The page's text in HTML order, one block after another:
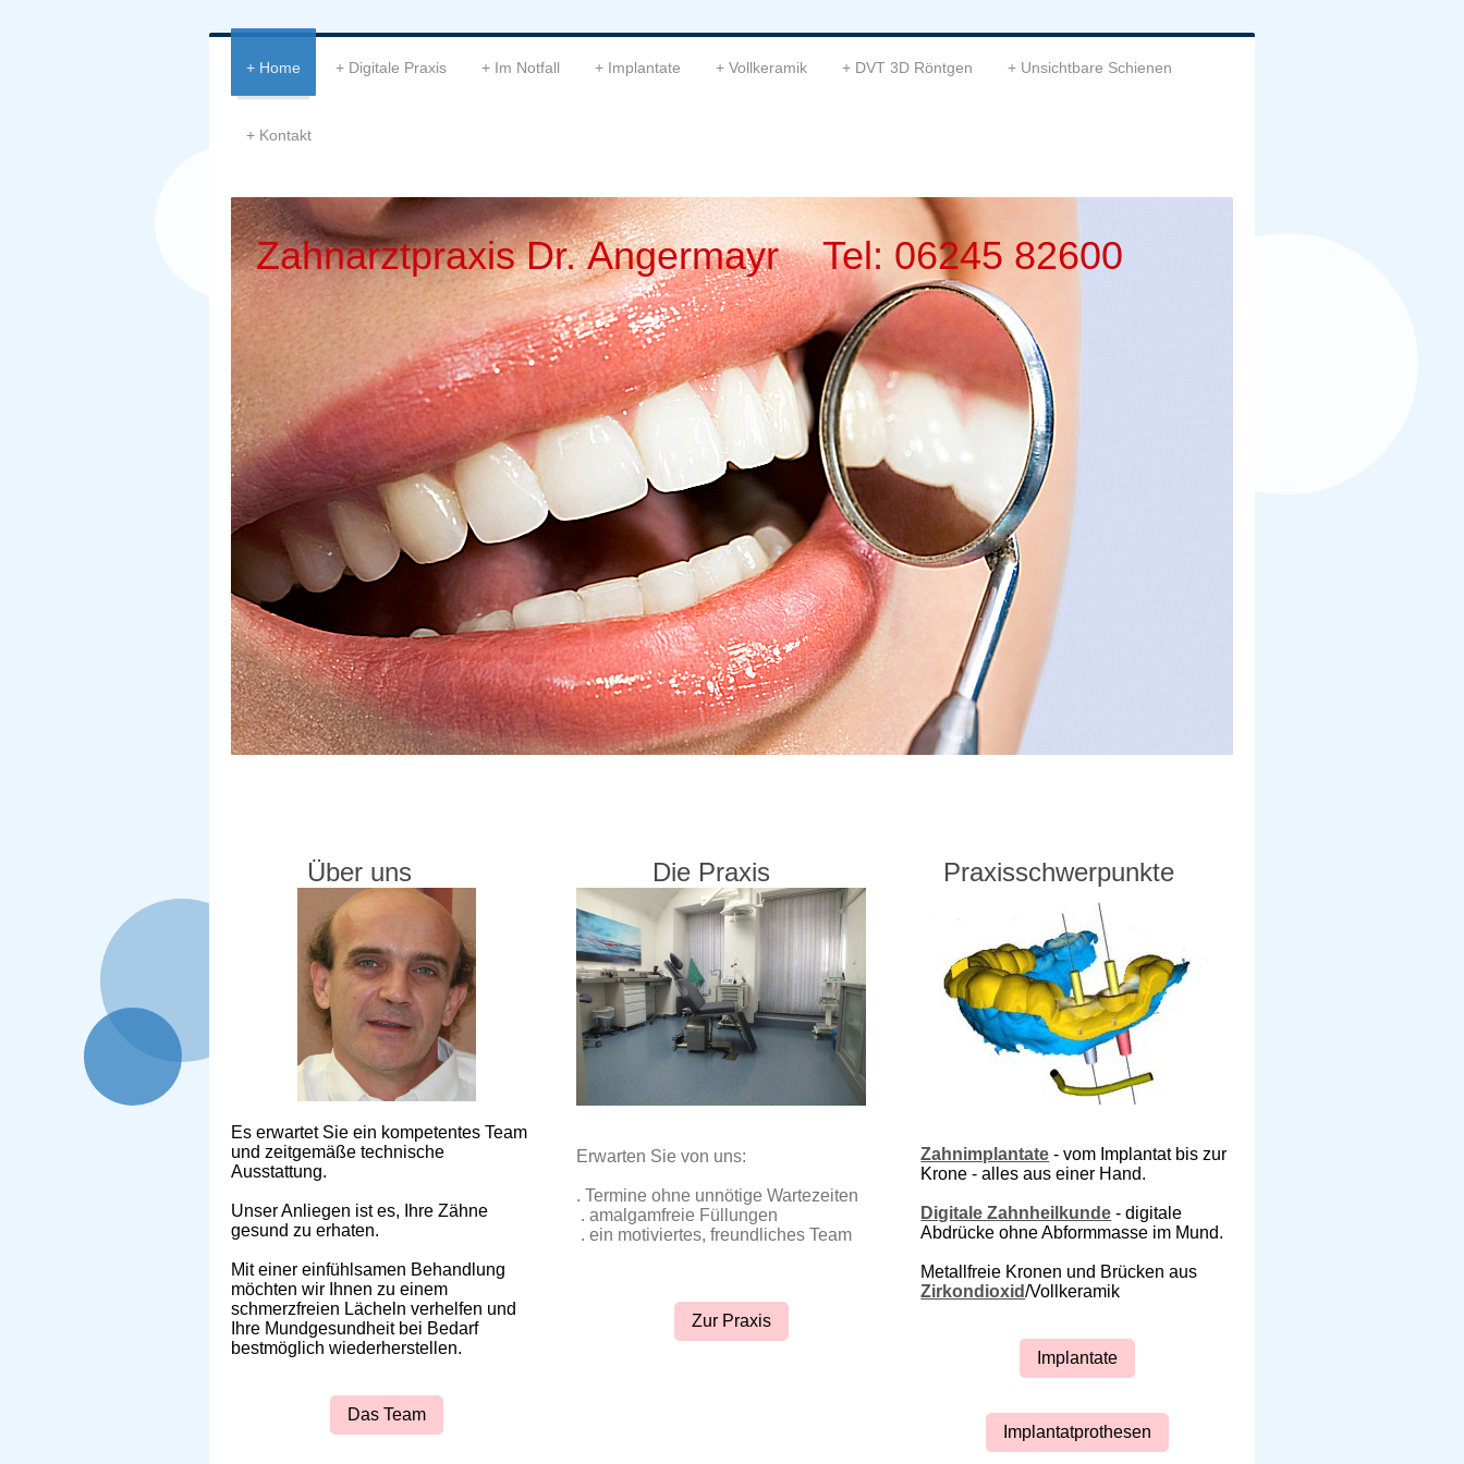
Home Digitale Praxis Im Notfall Implantate Vollkeramik DVT 3D Röntgen Unsichtbare Schienen
Kontakt
Zahnarztpraxis Dr. Angermayr Tel: 06245 82600
Über uns
Es erwartet Sie ein kompetentes Team
und zeitgemäße technische
Ausstattung.
Unser Anliegen ist es, Ihre Zähne
gesund zu erhaten.
Mit einer einfühlsamen Behandlung
möchten wir Ihnen zu einem
schmerzfreien Lächeln verhelfen und
Ihre Mundgesundheit bei Bedarf
bestmöglich wiederherstellen.
Das Team
Die Praxis
Erwarten Sie von uns:
. Termine ohne unnötige Wartezeiten
. amalgamfreie Füllungen
. ein motiviertes, freundliches Team
Zur Praxis
Praxisschwerpunkte
Zahnimplantate - vom Implantat bis zur
Krone - alles aus einer Hand.
Digitale Zahnheilkunde - digitale
Abdrücke ohne Abformmasse im Mund.
Metallfreie Kronen und Brücken aus
Zirkondioxid/Vollkeramik
Implantate
Implantatprothesen